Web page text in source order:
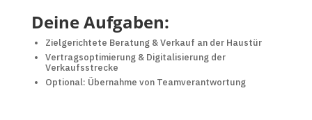
Deine Aufgaben:
Zielgerichtete Beratung & Verkauf an der Haustür
Vertragsoptimierung & Digitalisierung der
Verkaufsstrecke
Optional: Übernahme von Teamverantwortung